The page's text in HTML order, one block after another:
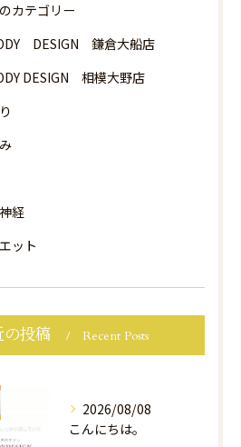
カテゴリー
DESIGN 鎌倉大船店
DESIGN 相模大野店
経
ット
の投稿 Recent Posts
2026/08/08
こんにちは。